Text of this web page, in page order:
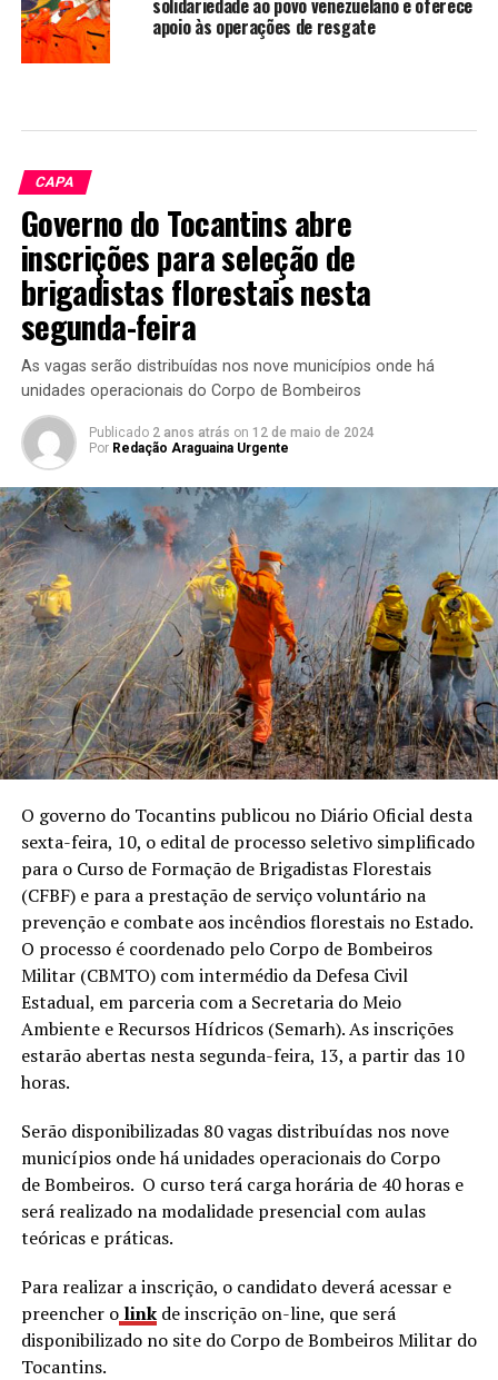
apoio às operações de resgate
CAPA
Governo do Tocantins abre
inscrições para seleção de
brigadistas florestais nesta
segunda-feira
As vagas serão distribuídas nos nove municípios onde há
unidades operacionais do Corpo de Bombeiros
Publicado 2 anos atrás on 12 de maio de 2024
Por Redação Araguaina Urgente
O governo do Tocantins publicou no Diário Oficial desta
sexta-feira, 10, o edital de processo seletivo simplificado
para o Curso de Formação de Brigadistas Florestais
(CFBF) e para a prestação de serviço voluntário na
prevenção e combate aos incêndios florestais no Estado.
O processo é coordenado pelo Corpo de Bombeiros
Militar (CBMTO) com intermédio da Defesa Civil
Estadual, em parceria com a Secretaria do Meio
Ambiente e Recursos Hídricos (Semarh). As inscrições
estarão abertas nesta segunda-feira, 13, a partir das 10
horas.
Serão disponibilizadas 80 vagas distribuídas nos nove
municípios onde há unidades operacionais do Corpo
de Bombeiros. O curso terá carga horária de 40 horas e
será realizado na modalidade presencial com aulas
teóricas e práticas.
Para realizar a inscrição, o candidato deverá acessar e
preencher o linkde inscrição on-line, que será
disponibilizado no site do Corpo de Bombeiros Militar do
Tocantins.